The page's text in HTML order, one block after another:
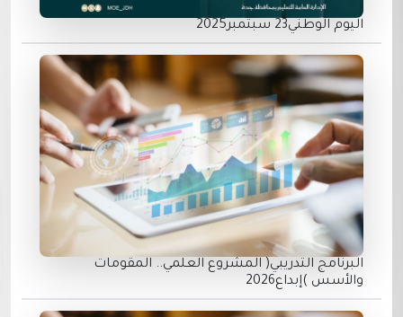
اليوم الوطني23 سبتمبر2025
البرنامج التدريبي( المشروع العلمي.. المقومات
والأسس )إبداع2026